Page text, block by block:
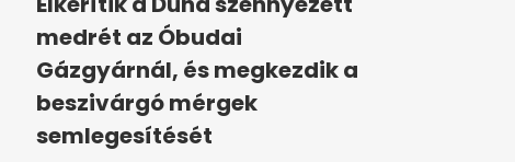
medrét az Óbudai
Gázgyárnál, és megkezdik a
beszivárgó mérgek
semlegesítését